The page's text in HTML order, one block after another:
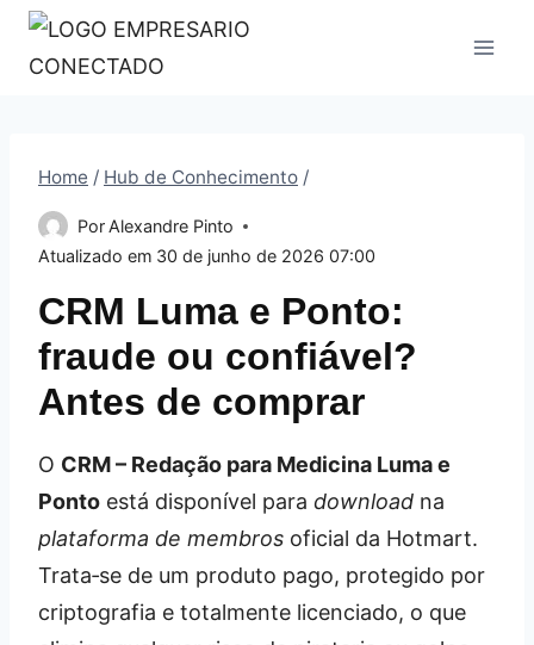
Pular
para
Home / Hub de Conhecimento /
Por Alexandre Pinto
Atualizado em 30 de junho de 2026 07:00
CRM Luma e Ponto:
fraude ou confiável?
Antes de comprar
O CRM – Redação para Medicina Luma e
Ponto está disponível para download na
plataforma de membros oficial da Hotmart.
Trata‑se de um produto pago, protegido por
criptografia e totalmente licenciado, o que